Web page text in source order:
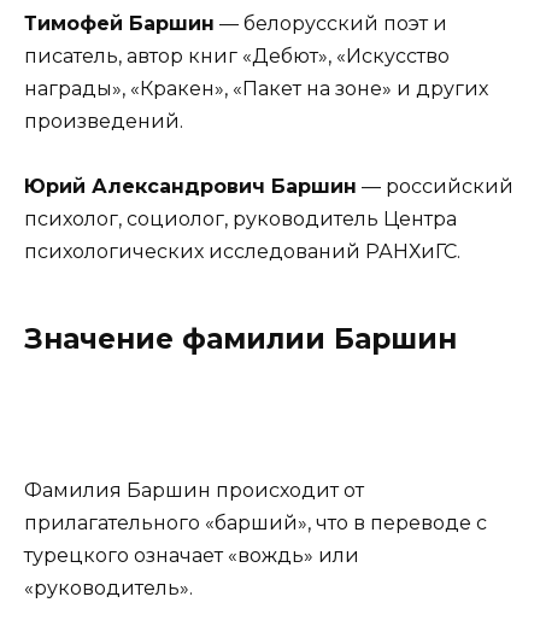
Тимофей Баршин — белорусский поэт и
писатель, автор книг «Дебют», «Искусство
награды», «Кракен», «Пакет на зоне» и других
произведений.
Юрий Александрович Баршин — российский
психолог, социолог, руководитель Центра
психологических исследований РАНХиГС.
Значение фамилии Баршин
Фамилия Баршин происходит от
прилагательного «барший», что в переводе с
турецкого означает «вождь» или
«руководитель».